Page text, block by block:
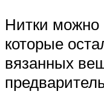
Нитки можно
которые
вязанных